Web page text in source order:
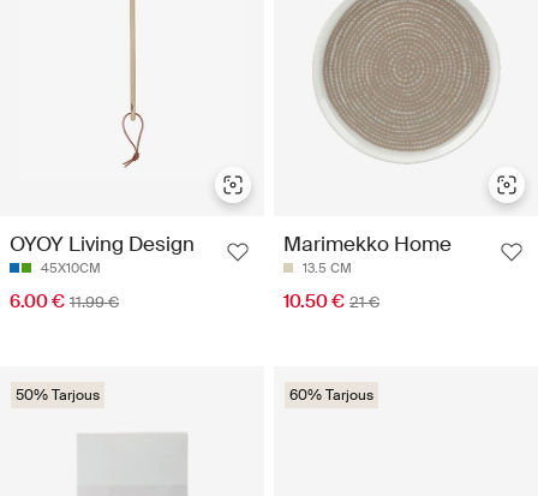
OYOY Living Design
45X10CM
6.00 € 11.99 €
Marimekko Home
13.5 CM
10.50 € 21 €
50% Tarjous 60% Tarjous